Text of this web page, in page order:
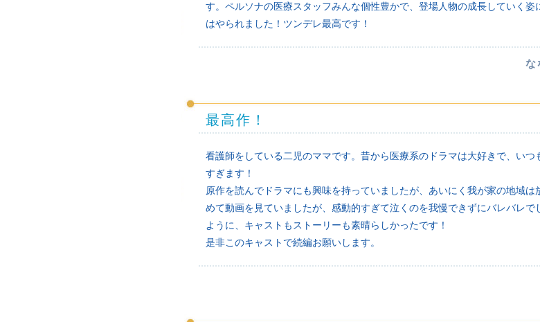
す。ペルソナの医療スタッフみんな個性豊かで、登場人物の成長していく
はやられました！ツンデレ最高です！
な
最高作！
看護師をしている二児のママです。昔から医療系のドラマは大好きで、い
すぎます！
原作を読んでドラマにも興味を持っていましたが、あいにく我が家の地域
めて動画を見ていましたが、感動的すぎて泣くのを我慢できずにバレバレ
ように、キャストもストーリーも素晴らしかったです！
是非このキャストで続編お願いします。